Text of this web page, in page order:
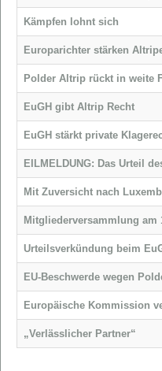
Kämpfen lohnt sich
Europarichter stärken
Polder Altrip rückt in weite
EuGH gibt Altrip Recht
EuGH stärkt private
EILMELDUNG: Das Urteil
Mit Zuversicht nach
Mitgliederversammlung am
Urteilsverkündung beim
EU-Beschwerde wegen
Europäische Kommission
„Verlässlicher Partner“